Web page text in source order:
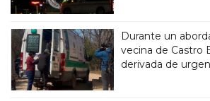
Durante un
vecina de Castro
derivada de